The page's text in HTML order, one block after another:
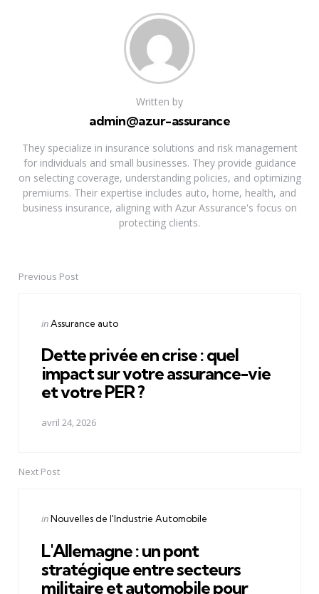
Written by
admin@azur-assurance
They specialize in insurance solutions and risk management
for individuals and small businesses. They provide guidance
on selecting coverage, understanding policies, and optimizing
premiums. Their expertise includes auto, home, health, and
business insurance, aligning with Azur Assurance's focus on
protecting clients.
PostPrevious Post
Posted
inAssurance auto
Dette privée en crise : quel
impact sur votre assurance-vie
et votre PER ?
avril 24, 2026
Next Post
Posted
inNouvelles de l'Industrie Automobile
L'Allemagne : un pont
stratégique entre secteurs
militaire et automobile pour